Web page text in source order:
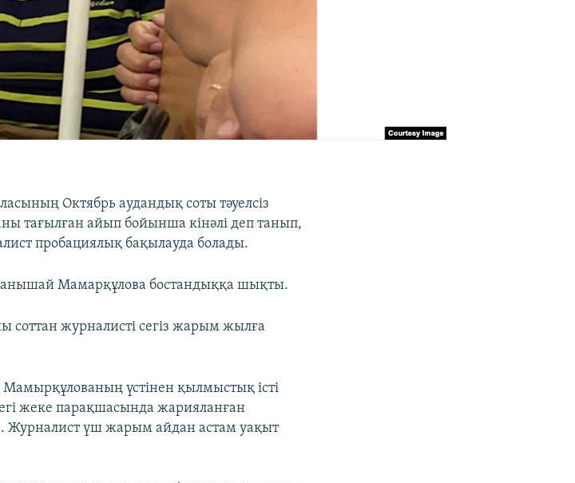
Октябрь аудандық соты тәуелсіз
тағылған айып бойынша кінәлі деп танып,
пробациялық бақылауда болады.
Мамарқұлова бостандыққа шықты.
соттан журналисті сегіз жарым жылға
үстінен қылмыстық істі
жеке парақшасында жарияланған
Журналист үш жарым айдан астам уақыт